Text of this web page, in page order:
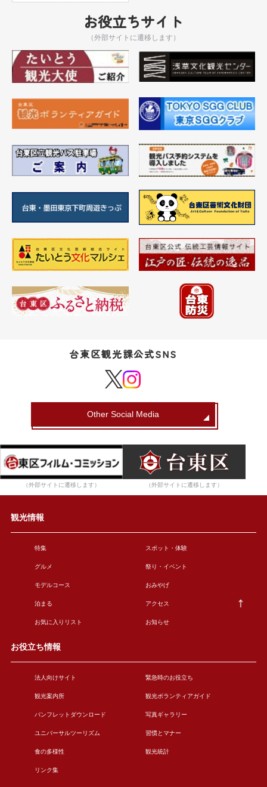
お役立ちサイト
（外部サイトに遷移します）
台東区観光課公式SNS
Other Social Media
（外部サイトに遷移します） （外部サイトに遷移します）
観光情報
特集 スポット・体験
グルメ 祭り・イベント
モデルコース おみやげ
泊まる アクセス
お気に入りリスト お知らせ
お役立ち情報
法人向けサイト 緊急時のお役立ち
観光案内所 観光ボランティアガイド
パンフレットダウンロード 写真ギャラリー
ユニバーサルツーリズム 習慣とマナー
食の多様性 観光統計
リンク集